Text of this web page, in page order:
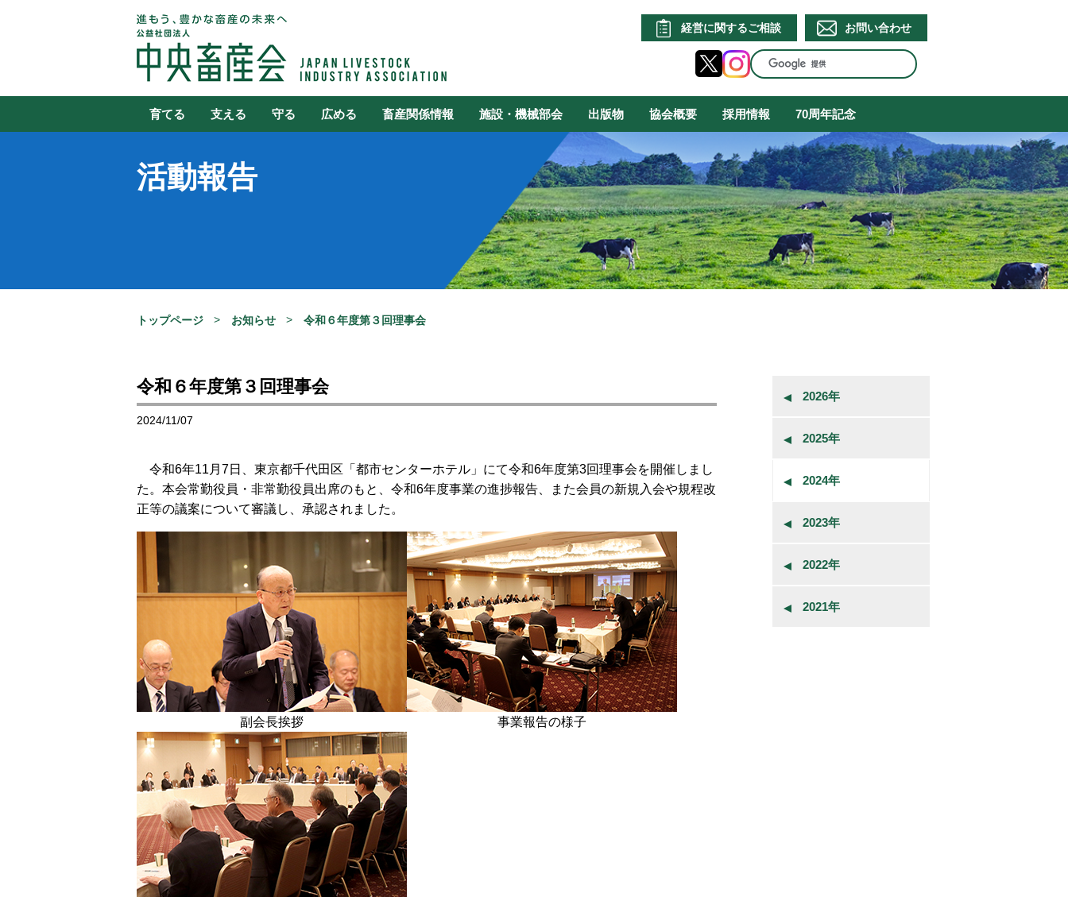
経営に関するご相談 お問い合わせ
育てる 支える 守る 広める 畜産関係情報 施設・機械部会 出版物 協会概要 採用情報 70周年記念
活動報告
トップページ お知らせ 令和６年度第３回理事会
令和６年度第３回理事会
2024/11/07
令和6年11月7日、東京都千代田区「都市センターホテル」にて令和6年度第3回理事会を開催しまし
た。本会常勤役員・非常勤役員出席のもと、令和6年度事業の進捗報告、また会員の新規入会や規程改
正等の議案について審議し、承認されました。
副会長挨拶 事業報告の様子
2026年
2025年
2024年
2023年
2022年
2021年